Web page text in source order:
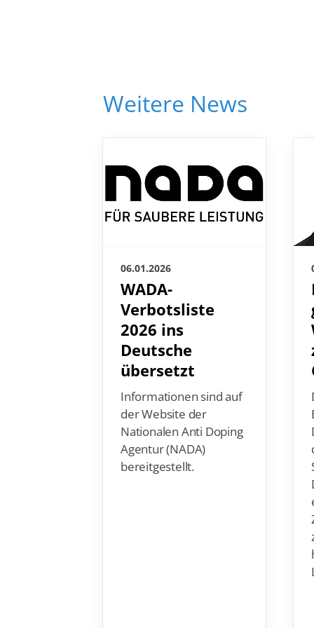
Weitere News
06.01.2026
WADA-
Verbotsliste
2026 ins
Deutsche
übersetzt
Informationen sind auf
der Website der
Nationalen Anti Doping
Agentur (NADA)
bereitgestellt.